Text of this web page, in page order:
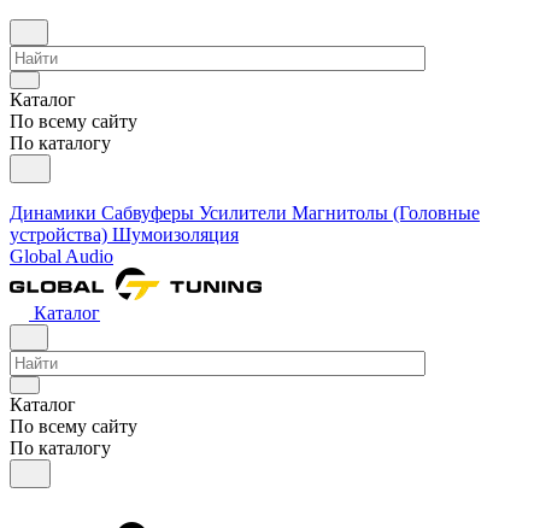
Каталог
По всему сайту
По каталогу
Динамики Сабвуферы Усилители Магнитолы (Головные
устройства) Шумоизоляция
Global Audio
Каталог
Каталог
По всему сайту
По каталогу